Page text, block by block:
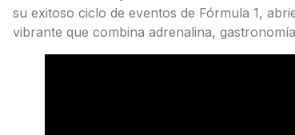
su exitoso ciclo de eventos de Fórmula 1,
vibrante que combina adrenalina,